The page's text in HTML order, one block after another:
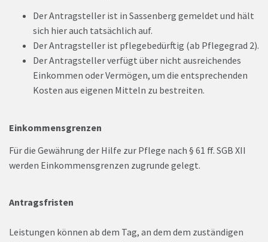
Der Antragsteller ist in Sassenberg gemeldet und hält
sich hier auch tatsächlich auf.
Der Antragsteller ist pflegebedürftig (ab Pflegegrad 2).
Der Antragsteller verfügt über nicht ausreichendes
Einkommen oder Vermögen, um die entsprechenden
Kosten aus eigenen Mitteln zu bestreiten.
Einkommensgrenzen
Für die Gewährung der Hilfe zur Pflege nach § 61 ff. SGB XII
werden Einkommensgrenzen zugrunde gelegt.
Antragsfristen
Leistungen können ab dem Tag, an dem dem zuständigen